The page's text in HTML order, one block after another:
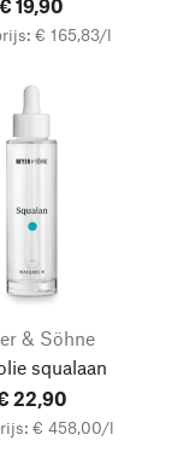
€ 19,90
€ 165,83/l
& Söhne
squalaan
22,90
€ 458,00/l